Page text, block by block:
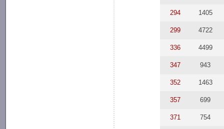
294 1405
299 4722
336 4499
347 943
352 1463
357 699
371 754